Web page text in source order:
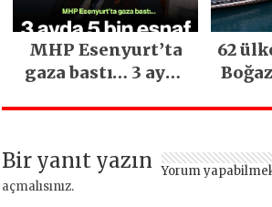
MHP Esenyurt’ta
gaza bastı… 3 ayda
edildi
62
Bir yanıt yazın Yorum
açmalısınız.